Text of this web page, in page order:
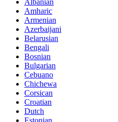
Amharic
Armenian
Azerbaijani
Belarusian
Bengali
Bosnian
Bulgarian
Cebuano
Chichewa
Corsican
Croatian
Dutch
Estonian